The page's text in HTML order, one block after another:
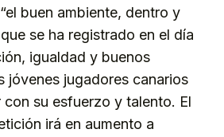
buen ambiente, dentro y
se ha registrado en el día
igualdad y buenos
jóvenes jugadores canarios
su esfuerzo y talento. El
irá en aumento a